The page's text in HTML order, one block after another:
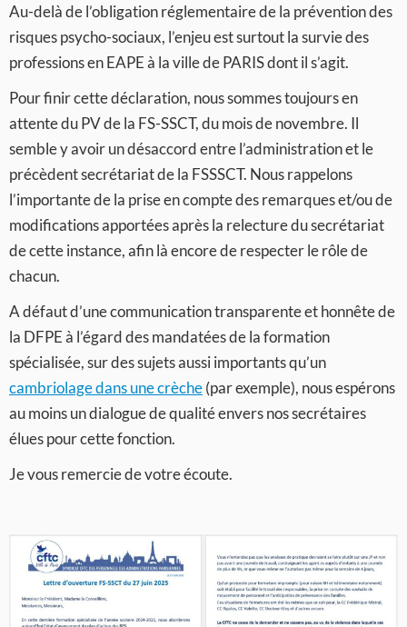
Au-delà de l’obligation réglementaire de la prévention des
risques psycho-sociaux, l’enjeu est surtout la survie des
professions en EAPE à la ville de PARIS dont il s’agit.
Pour finir cette déclaration, nous sommes toujours en
attente du PV de la FS-SSCT, du mois de novembre. Il
semble y avoir un désaccord entre l’administration et le
précèdent secrétariat de la FSSSCT. Nous rappelons
l’importante de la prise en compte des remarques et/ou de
modifications apportées après la relecture du secrétariat
de cette instance, afin là encore de respecter le rôle de
chacun.
A défaut d’une communication transparente et honnête de
la DFPE à l’égard des mandatées de la formation
spécialisée, sur des sujets aussi importants qu’un
cambriolage dans une crèche(par exemple), nous espérons
au moins un dialogue de qualité envers nos secrétaires
élues pour cette fonction.
Je vous remercie de votre écoute.